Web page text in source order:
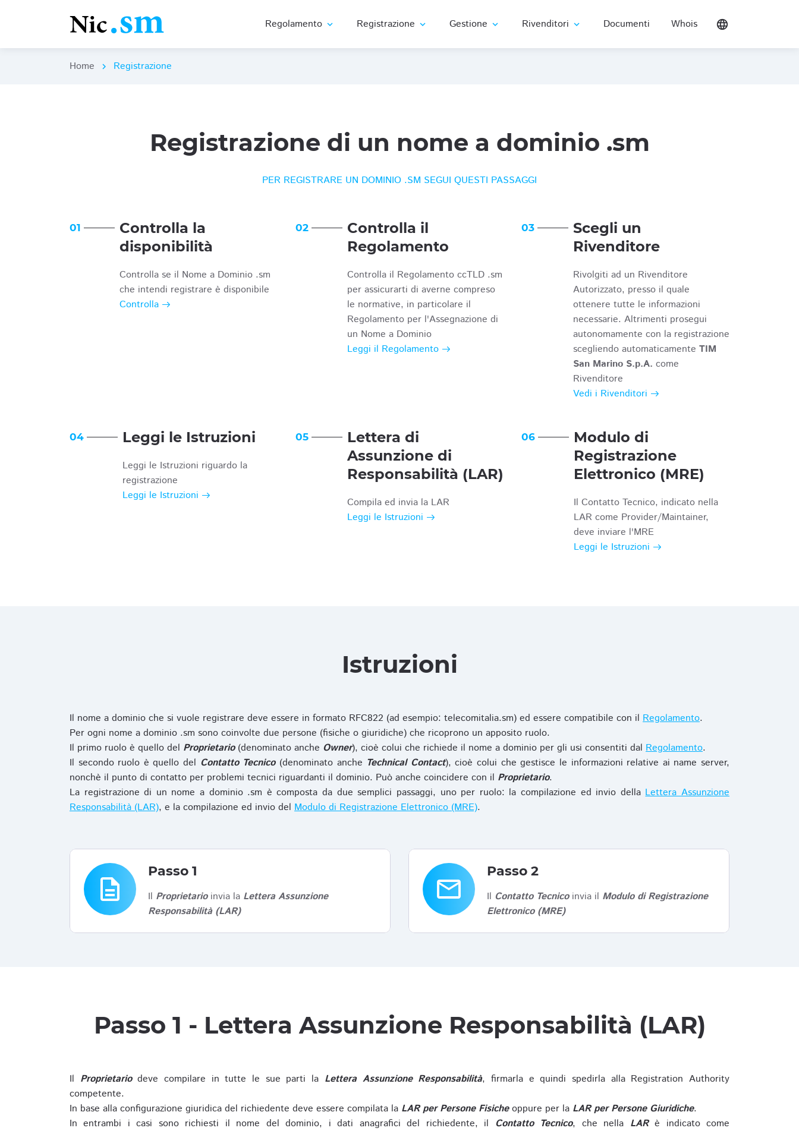
Regolamento expand_more Registrazione expand_more Gestione expand_more Rivenditori expand_more Documenti Whois language
Home chevron_right Registrazione
Registrazione di un nome a dominio .sm
PER REGISTRARE UN DOMINIO .SM SEGUI QUESTI PASSAGGI
01
Controlla la
disponibilità
Controlla se il Nome a Dominio .sm
che intendi registrare è disponibile
Controlla
02
Controlla il
Regolamento
Controlla il Regolamento ccTLD .sm
per assicurarti di averne compreso
le normative, in particolare il
Regolamento per l'Assegnazione di
un Nome a Dominio
Leggi il Regolamento
03
Scegli un
Rivenditore
Rivolgiti ad un Rivenditore
Autorizzato, presso il quale
ottenere tutte le informazioni
necessarie. Altrimenti prosegui
autonomamente con la registrazione
scegliendo automaticamente TIM
San Marino S.p.A. come
Rivenditore
Vedi i Rivenditori
04 Leggi le Istruzioni
Leggi le Istruzioni riguardo la
registrazione
Leggi le Istruzioni
05
Lettera di
Assunzione di
Responsabilità (LAR)
Compila ed invia la LAR
Leggi le Istruzioni
06
Modulo di
Registrazione
Elettronico (MRE)
Il Contatto Tecnico, indicato nella
LAR come Provider/Maintainer,
deve inviare l'MRE
Leggi le Istruzioni
Istruzioni
Il nome a dominio che si vuole registrare deve essere in formato RFC822 (ad esempio: telecomitalia.sm) ed essere compatibile con il Regolamento.
Per ogni nome a dominio .sm sono coinvolte due persone (fisiche o giuridiche) che ricoprono un apposito ruolo.
Il primo ruolo è quello del Proprietario(denominato anche Owner), cioè colui che richiede il nome a dominio per gli usi consentiti dal Regolamento.
Il secondo ruolo è quello del Contatto Tecnico(denominato anche Technical Contact), cioè colui che gestisce le informazioni relative ai name server,
nonchè il punto di contatto per problemi tecnici riguardanti il dominio. Può anche coincidere con il Proprietario.
La registrazione di un nome a dominio .sm è composta da due semplici passaggi, uno per ruolo: la compilazione ed invio dellaLettera Assunzione
Responsabilità (LAR), e la compilazione ed invio del Modulo di Registrazione Elettronico (MRE).
description
Passo 1
Il Proprietarioinvia la Lettera Assunzione
Responsabilità (LAR)
email
Passo 2
Il Contatto Tecnicoinvia il Modulo di Registrazione
Elettronico (MRE)
Passo 1 - Lettera Assunzione Responsabilità (LAR)
Il Proprietariodeve compilare in tutte le sue parti la Lettera Assunzione Responsabilità, firmarla e quindi spedirla alla Registration Authority
competente.
In base alla configurazione giuridica del richiedente deve essere compilata la LAR per Persone Fisicheoppure per la LAR per Persone Giuridiche.
In entrambi i casi sono richiesti il nome del dominio, i dati anagrafici del richiedente, il Contatto Tecnico, che nella LARè indicato come